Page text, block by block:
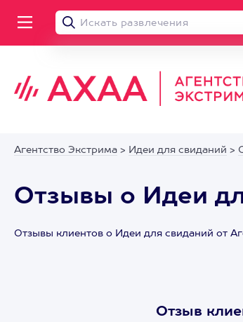
Агентство Экстрима > Идеи для свиданий >
Отзывы о Идеи
Отзывы клиентов о Идеи для свиданий от
Отзыв